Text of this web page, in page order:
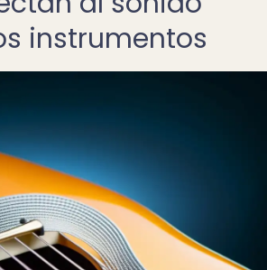
instrumentos